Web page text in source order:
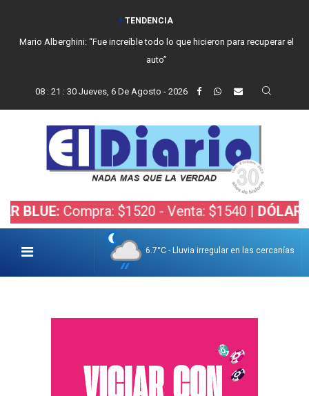
TENDENCIA
Mario Alberghini: “Fue increíble todo lo que hicieron para recuperar el
auto”
08: 21 : 31 Jueves, 6 De Agosto - 2026
Compra: $1520 - Venta: $1540 |DÓLAR
6.7°C - Lluvia irregular en las cercanías